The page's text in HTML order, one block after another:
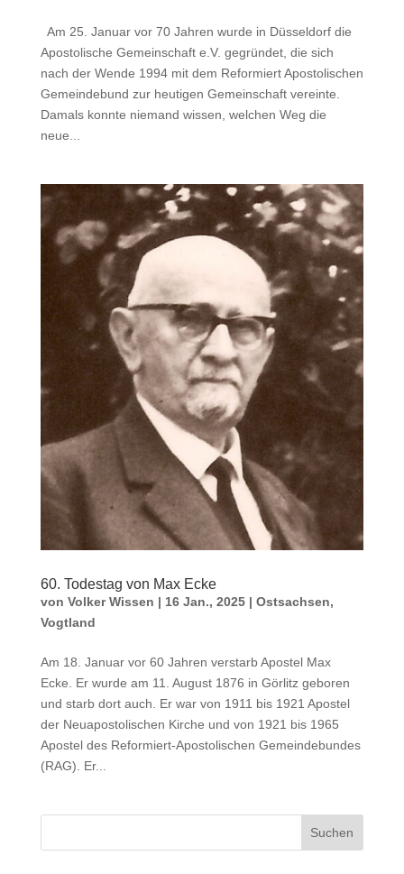
Am 25. Januar vor 70 Jahren wurde in Düsseldorf die
Apostolische Gemeinschaft e.V. gegründet, die sich
nach der Wende 1994 mit dem Reformiert Apostolischen
Gemeindebund zur heutigen Gemeinschaft vereinte.
Damals konnte niemand wissen, welchen Weg die
neue...
60. Todestag von Max Ecke
von Volker Wissen | 16 Jan., 2025| Ostsachsen,
Vogtland
Am 18. Januar vor 60 Jahren verstarb Apostel Max
Ecke. Er wurde am 11. August 1876 in Görlitz geboren
und starb dort auch. Er war von 1911 bis 1921 Apostel
der Neuapostolischen Kirche und von 1921 bis 1965
Apostel des Reformiert-Apostolischen Gemeindebundes
(RAG). Er...
Suchen